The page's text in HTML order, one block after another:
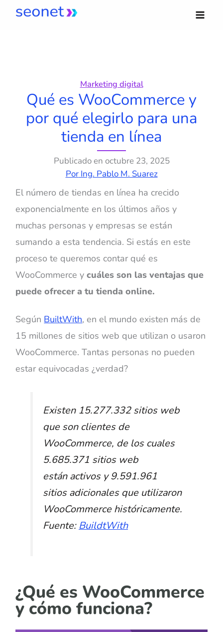
Marketing digital
Qué es WooCommerce y
por qué elegirlo para una
tienda en línea
Publicado en octubre 23, 2025
PorIng. Pablo M. Suarez
El número de tiendas en línea ha crecido
exponencialmente en los últimos años y
muchas personas y empresas se están
sumando a esta tendencia. Si estás en este
proceso te queremos contar qué es
WooCommerce ycuáles son las ventajas que
puede ofrecer a tu tienda online.
Según BuiltWith, en el mundo existen más de
15 millones de sitios web que utilizan o usaron
WooCommerce. Tantas personas no pueden
estar equivocadas ¿verdad?
Existen 15.277.332 sitios web
que son clientes de
WooCommerce, de los cuales
5.685.371 sitios web
estánactivos y 9.591.961
sitios adicionales que utilizaron
WooCommerce históricamente.
Fuente: BuildtWith
¿Qué es WooCommerce
y cómo funciona?